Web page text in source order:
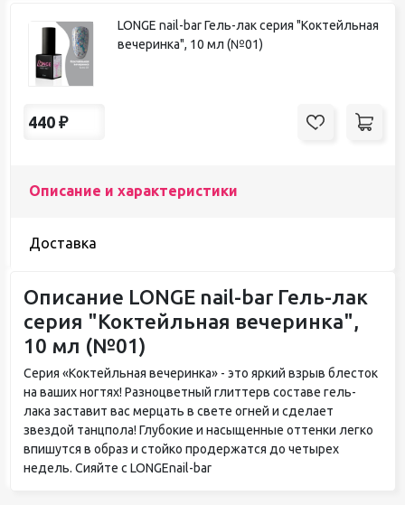
LONGE nail-bar Гель-лак серия "Коктейльная
вечеринка", 10 мл (№01)
440 ₽
Описание и характеристики
Доставка
Описание LONGE nail-bar Гель-лак
серия "Коктейльная вечеринка",
10 мл (№01)
Серия «Коктейльная вечеринка» - это яркий взрыв блесток
на ваших ногтях! Разноцветный глиттерв составе гель-
лака заставит вас мерцать в свете огней и сделает
звездой танцпола! Глубокие и насыщенные оттенки легко
впишутся в образ и стойко продержатся до четырех
недель. Сияйте с LONGEnail-bar